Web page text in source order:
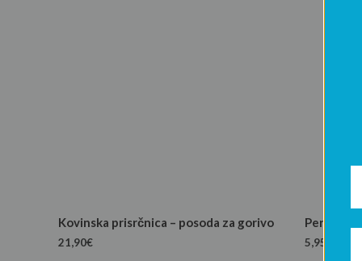
Kovinska prisrčnica – posoda za gorivo
21,90€ 5,95